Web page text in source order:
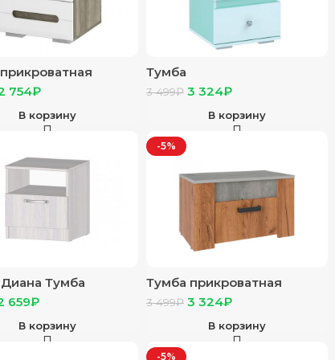
ТБ-15 дуб каньон/
754₽
В корзину
Тумба
прикроватная”Тифани”
3 499₽ 3 324₽
В корзину
Тумба
659₽
В корзину
-5%
Тумба прикроватная
“Франк” ТБ-24 крафт/
бетон
3 499₽ 3 324₽
В корзину
-5%